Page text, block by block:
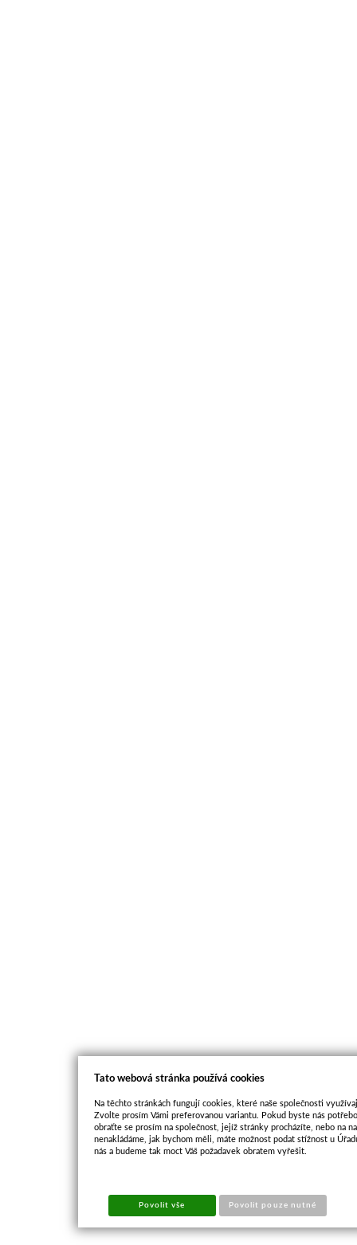
Tato webová stránka používá cookies
Na těchto stránkách fungují cookies, které naše společnosti
Zvolte prosím Vámi preferovanou variantu. Pokud byste nás
obraťte se prosím na společnost, jejíž stránky procházíte, nebo na
nenakládáme, jak bychom měli, máte možnost podat stížnost u
nás a budeme tak moct Váš požadavek obratem vyřešit.
Povolit vše Povolit pouze nutné